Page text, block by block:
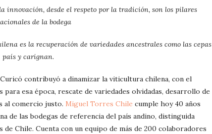
innovación, desde el respeto por la tradición, son los pilares
de la bodega
es la recuperación de variedades ancestrales como las cepas
país y carignan.
contribuyó a dinamizar la viticultura chilena, con el
esa época, rescate de variedades olvidadas, desarrollo de
al comercio justo. Miguel Torres Chile cumple hoy 40 años
de las bodegas de referencia del país andino, distinguida
de Chile. Cuenta con un equipo de más de 200 colaboradores